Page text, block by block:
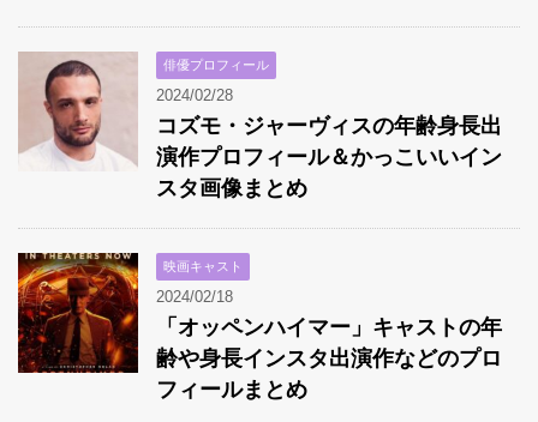
俳優プロフィール
2024/02/28
コズモ・ジャーヴィスの年齢身長出
演作プロフィール＆かっこいいイン
スタ画像まとめ
映画キャスト
2024/02/18
「オッペンハイマー」キャストの年
齢や身長インスタ出演作などのプロ
フィールまとめ